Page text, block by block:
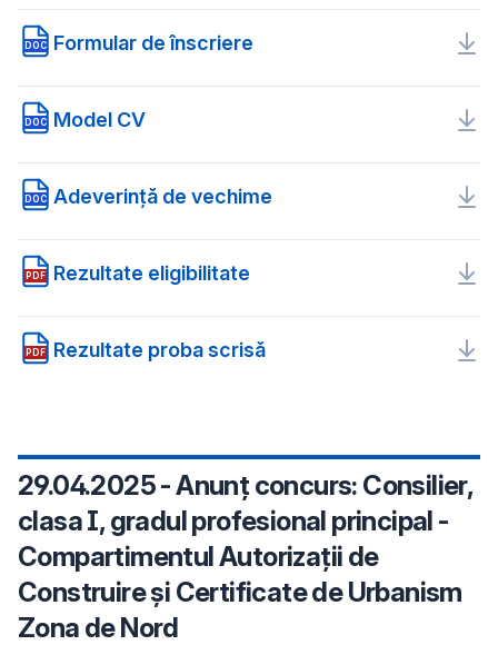
DOC Formular de înscriere
DOC Model CV
DOC Adeverință de vechime
PDF Rezultate eligibilitate
PDF Rezultate proba scrisă
29.04.2025 - Anunț concurs: Consilier,
clasa I, gradul profesional principal -
Compartimentul Autorizații de
Construire și Certificate de Urbanism
Zona de Nord